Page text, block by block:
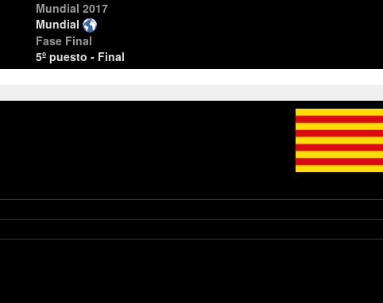
Mundial 2017
Mundial
Fase Final
5º puesto - Final